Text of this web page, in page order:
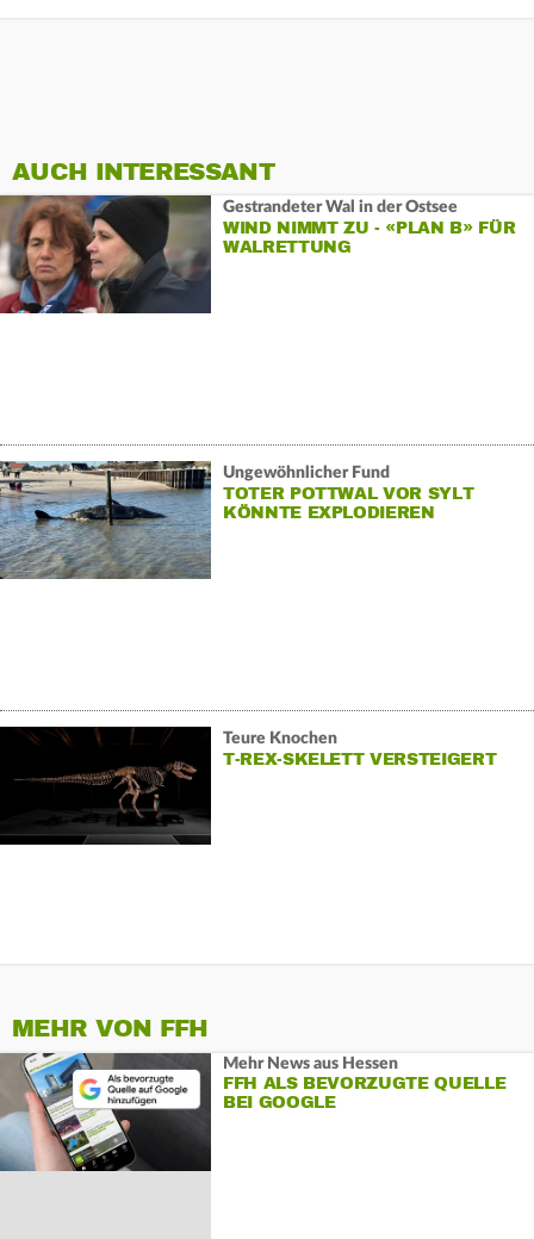
AUCH INTERESSANT
Gestrandeter Wal in der Ostsee
WIND NIMMT ZU - «PLAN B» FÜR
WALRETTUNG
Ungewöhnlicher Fund
TOTER POTTWAL VOR SYLT
KÖNNTE EXPLODIEREN
Teure Knochen
T-REX-SKELETT VERSTEIGERT
MEHR VON FFH
Mehr News aus Hessen
FFH ALS BEVORZUGTE QUELLE
BEI GOOGLE